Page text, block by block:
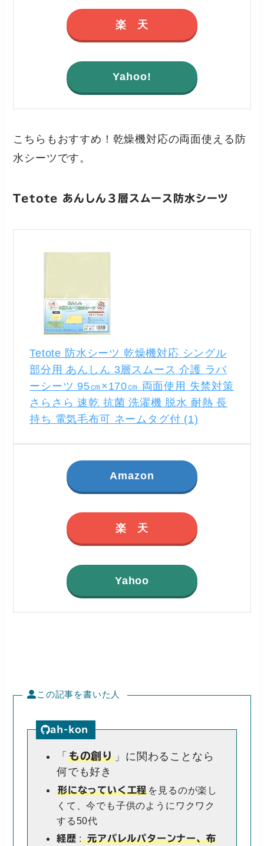
楽 天
Yahoo!
こちらもおすすめ！乾燥機対応の両面使える防
水シーツです。
Tetote あんしん３層スムース防水シーツ
Tetote 防水シーツ 乾燥機対応 シングル
部分用 あんしん 3層スムース 介護 ラバ
ーシーツ 95㎝×170㎝ 両面使用 失禁対策
さらさら 速乾 抗菌 洗濯機 脱水 耐熱 長
持ち 電気毛布可 ネームタグ付 (1)
Amazon
楽 天
Yahoo
この記事を書いた人
ah-kon
「 もの創り 」に関わることなら
何でも好き
形になっていく工程 を見るのが楽し
くて、今でも子供のようにワクワク
する50代
経歴 :元アパレルパターンナー、布